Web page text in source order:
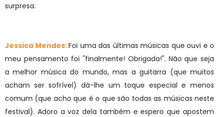
surpresa.
Jessica Mendes:Foi uma das últimas músicas que ouvi e o
meu pensamento foi "finalmente! Obrigada!". Não que seja
a melhor música do mundo, mas a guitarra (que muitos
acham ser sofrível) dá-lhe um toque especial e menos
comum (que acho que é o que são todas as músicas neste
festival). Adoro a voz dela também e espero que apostem